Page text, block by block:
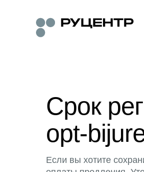
Срок
opt-
Если вы хотите